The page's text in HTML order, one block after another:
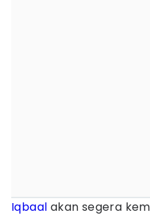
Iqbaal akan segera